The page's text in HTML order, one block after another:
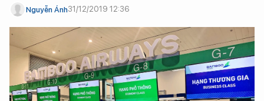
Nguyễn Ánh31/12/2019 12:36